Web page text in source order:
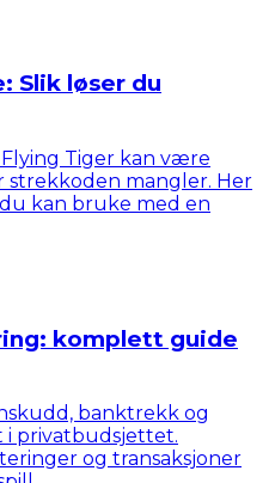
Slik løser du
Tiger kan være
strekkoden mangler. Her
kan bruke med en
komplett guide
banktrekk og
privatbudsjettet.
og transaksjoner